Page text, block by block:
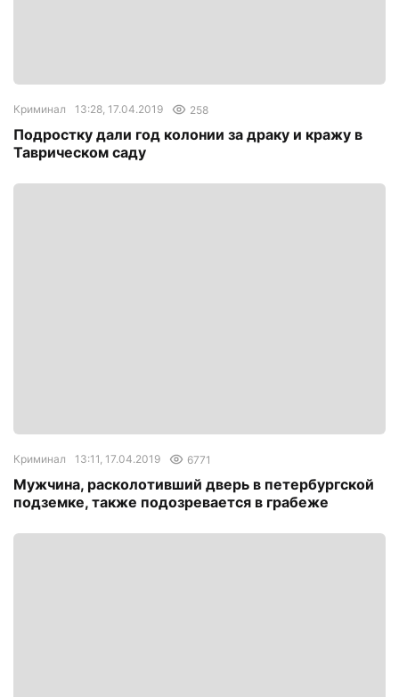
Криминал 13:28, 17.04.2019 258
Подростку дали год колонии за драку и кражу в
Таврическом саду
Криминал 13:11, 17.04.2019 6771
Мужчина, расколотивший дверь в петербургской
подземке, также подозревается в грабеже